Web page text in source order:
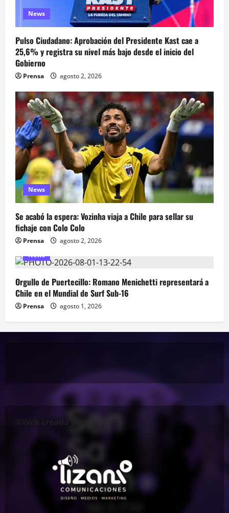
News
Pulso Ciudadano: Aprobación del Presidente Kast cae a
25,6% y registra su nivel más bajo desde el inicio del
Gobierno
Prensa agosto 2, 2026
News
Se acabó la espera: Vozinha viaja a Chile para sellar su
fichaje con Colo Colo
Prensa
agosto 2, 2026
News
Orgullo de Puertecillo: Romano Menichetti representará a
Chile en el Mundial de Surf Sub-16
Prensa agosto 1, 2026
®Web creada por: